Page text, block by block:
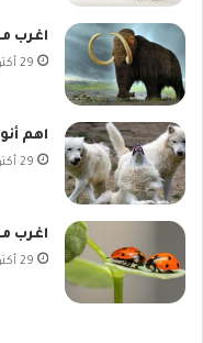
اغرب
29 أكتوبر، 2024
اهم
29 أكتوبر، 2024
اغرب
29 أكتوبر، 2024